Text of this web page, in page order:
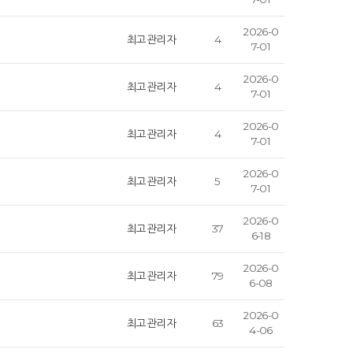
최고관리자 4
2026-0
7-01
최고관리자 4
2026-0
7-01
최고관리자 4
2026-0
7-01
최고관리자 5
2026-0
7-01
최고관리자 37
2026-0
6-18
최고관리자 79
2026-0
6-08
최고관리자 63
2026-0
4-06